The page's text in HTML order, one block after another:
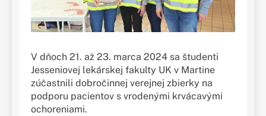
V dňoch 21. až 23. marca 2024 sa študenti
Jesseniovej lekárskej fakulty UK v Martine
zúčastnili dobročinnej verejnej zbierky na
podporu pacientov s vrodenými krvácavými
ochoreniami.